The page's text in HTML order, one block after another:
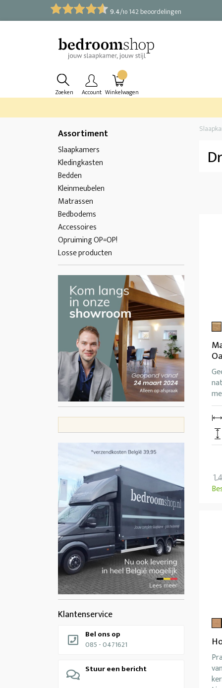
9.4/10 142 beoordelingen
Zoeken Account Winkelwagen
Assortiment
Slaapkamers
Kledingkasten
Bedden
Kleinmeubelen
Matrassen
Bedbodems
Accessoires
Opruiming OP=OP!
Losse producten
Klantenservice
Bel ons op
085 - 0471621
Stuur een bericht